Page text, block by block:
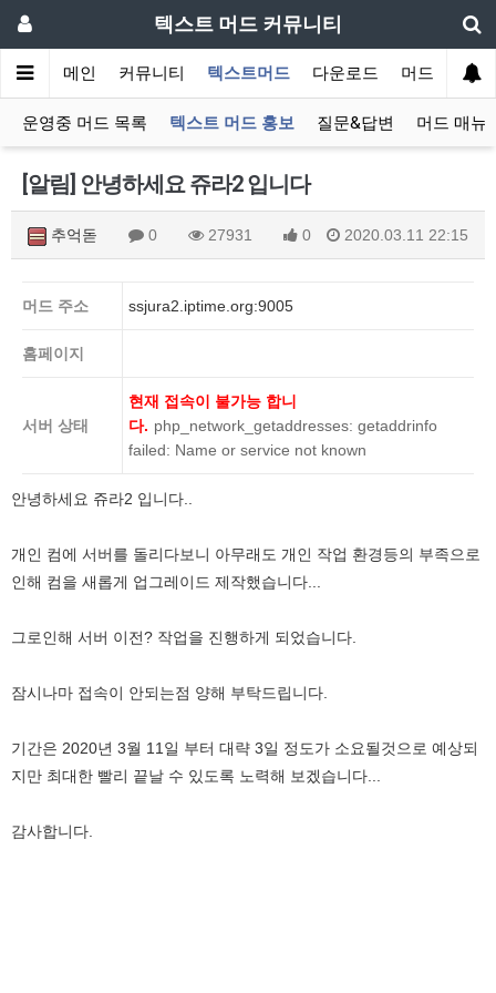
텍스트 머드 커뮤니티
메인 커뮤니티 텍스트머드 다운로드 머드 잡담
운영중 머드 목록 텍스트 머드 홍보 질문&답변 머드 매뉴
[알림] 안녕하세요 쥬라2 입니다
추억돋 0 27931 0 2020.03.11 22:15
머드 주소 ssjura2.iptime.org:9005
홈페이지
서버 상태
현재 접속이 불가능 합니
다. php_network_getaddresses: getaddrinfo
failed: Name or service not known
안녕하세요 쥬라2 입니다..
개인 컴에 서버를 돌리다보니 아무래도 개인 작업 환경등의 부족으로
인해 컴을 새롭게 업그레이드 제작했습니다...
그로인해 서버 이전? 작업을 진행하게 되었습니다.
잠시나마 접속이 안되는점 양해 부탁드립니다.
기간은 2020년 3월 11일 부터 대략 3일 정도가 소요될것으로 예상되
지만 최대한 빨리 끝날 수 있도록 노력해 보겠습니다...
감사합니다.